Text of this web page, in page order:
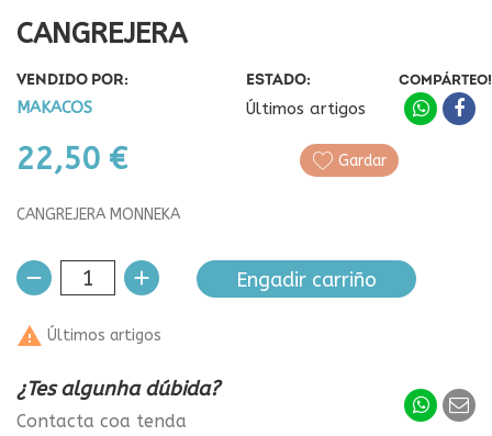
CANGREJERA
VENDIDO POR:
MAKACOS
ESTADO:
Últimos artigos
22,50 €
COMPÁRTEO!
Gardar
CANGREJERA MONNEKA
Engadir carriño
 Últimos artigos
¿Tes algunha dúbida?
Contacta coa tenda